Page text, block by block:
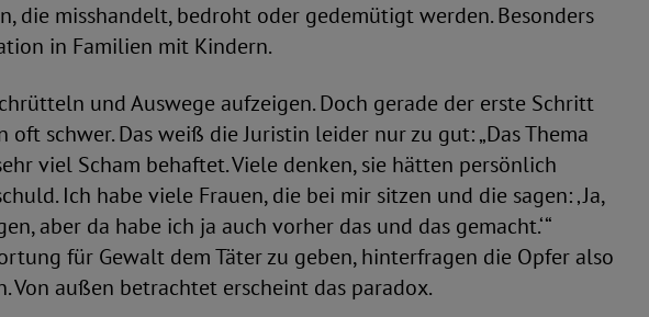
die misshandelt, bedroht oder gedemütigt werden. Besonders
in Familien mit Kindern.
und Auswege aufzeigen. Doch gerade der erste Schritt
schwer. Das weiß die Juristin leider nur zu gut: „Das Thema
viel Scham behaftet. Viele denken, sie hätten persönlich
Ich habe viele Frauen, die bei mir sitzen und die sagen: ‚ Ja,
aber da habe ich ja auch vorher das und das gemacht.‘ “
für Gewalt dem Täter zu geben, hinterfragen die Opfer also
Von außen betrachtet erscheint das paradox.